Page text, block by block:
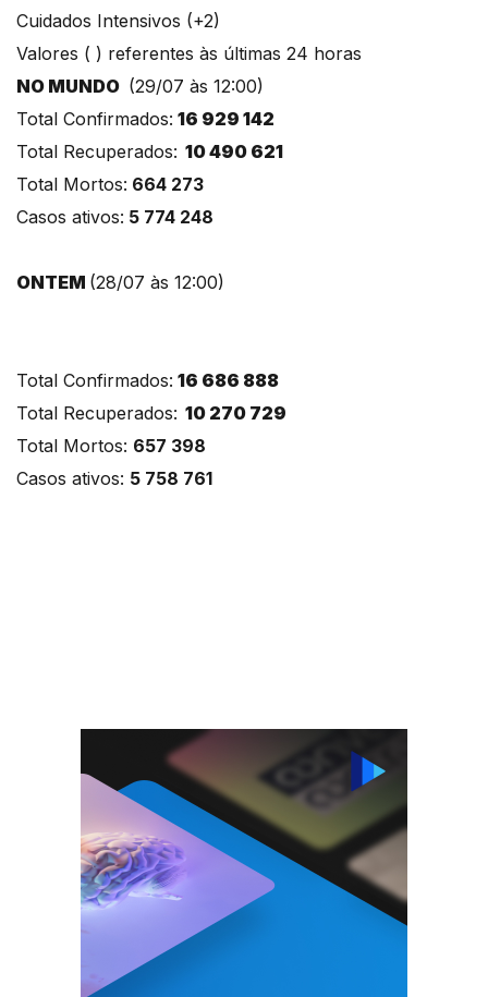
Cuidados Intensivos (+2)
Valores ( ) referentes às últimas 24 horas
NO MUNDO (29/07 às 12:00)
Total Confirmados: 16 929 142
Total Recuperados: 10 490 621
Total Mortos: 664 273
Casos ativos: 5 774 248
ONTEM (28/07 às 12:00)
Total Confirmados: 16 686 888
Total Recuperados: 10 270 729
Total Mortos: 657 398
Casos ativos: 5 758 761